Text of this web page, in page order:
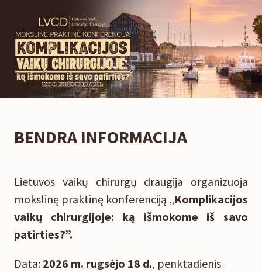
BENDRA INFORMACIJA
Lietuvos vaikų chirurgų draugija organizuoja
mokslinę praktinę konferenciją „Komplikacijos
vaikų chirurgijoje: ką išmokome iš savo
patirties?”.
Data: 2026 m. rugsėjo 18 d., penktadienis